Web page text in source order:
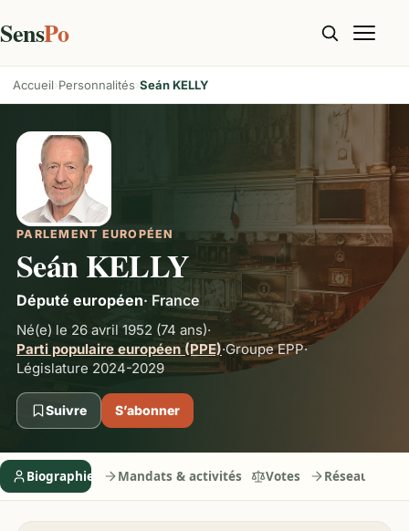
SensPo
Accueil Personnalités Seán KELLY
PARLEMENT EUROPÉEN
Seán KELLY
Député européen· France
Né(e) le 26 avril 1952 (74 ans)·
Parti populaire européen (PPE)·GroupeEPP·
Législature 2024-2029
Suivre S’abonner
Biographie Mandats & activités Votes Réseaux